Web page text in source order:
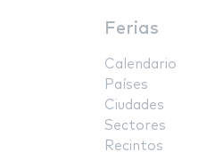
Ferias
Calendario
Países
Ciudades
Sectores
Recintos